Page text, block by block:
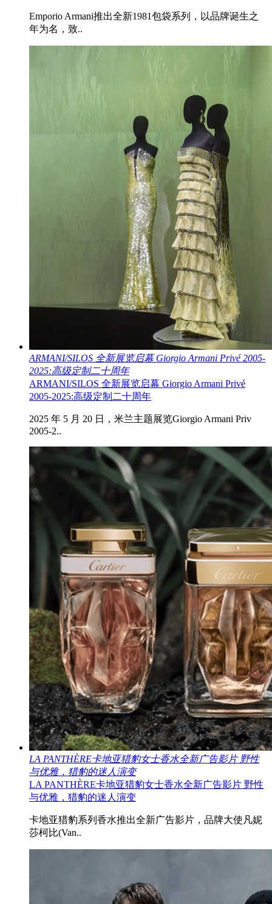
Emporio Armani推出全新1981包袋系列，以品牌诞生之
年为名，致..
ARMANI/SILOS 全新展览启幕 Giorgio Armani Privé 2005-
2025:高级定制二十周年
ARMANI/SILOS 全新展览启幕 Giorgio Armani Privé
2005-2025:高级定制二十周年
2025 年 5 月 20 日，米兰主题展览Giorgio Armani Priv
2005-2..
LA PANTHÈRE卡地亚猎豹女士香水全新广告影片 野性
与优雅，猎豹的迷人演变
LA PANTHÈRE卡地亚猎豹女士香水全新广告影片 野性
与优雅，猎豹的迷人演变
卡地亚猎豹系列香水推出全新广告影片，品牌大使凡妮
莎柯比(Van..